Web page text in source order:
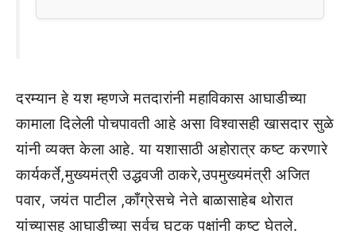
दरम्यान हे यश म्हणजे मतदारांनी महाविकास आघाडीच्या
कामाला दिलेली पोचपावती आहे असा विश्वासही खासदार सुळे
यांनी व्यक्त केला आहे. या यशासाठी अहोरात्र कष्ट करणारे
कार्यकर्ते,मुख्यमंत्री उद्धवजी ठाकरे,उपमुख्यमंत्री अजित
पवार, जयंत पाटील ,काँग्रेसचे नेते बाळासाहेब थोरात
यांच्यासह आघाडीच्या सर्वच घटक पक्षांनी कष्ट घेतले.